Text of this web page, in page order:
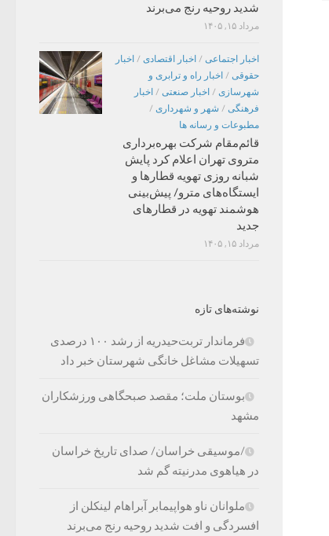
شدید روحیه رنج می‌برند
مرداد ۱۵, ۱۴۰۵
اخبار اجتماعی / اخبار اقتصادی / اخبار
حقوقی / اخبار راه و ترابری و
شهرسازی / اخبار صنعتی / اخبار
فرهنگی / شهر و شهرداری /
مطبوعات و رسانه ها
قائم‌مقام شرکت بهره‌برداری
متروی تهران اعلام کرد پایش
شبانه روزی تهویه قطارها و
ایستگاه‌های مترو/ پیش‌بینی
هوشمند تهویه در قطارهای
جدید
مرداد ۱۵, ۱۴۰۵
نوشته‌های تازه
فرماندار تربت‌حیدریه از رشد ۱۰۰ درصدی
تسهیلات مشاغل خانگی شهرستان خبر داد
بوستان ملت؛ مقصد صبحگاهی ورزشکاران
مشهد
/موسیقی خراسان/ صدای تاریخ خراسان
در هیاهوی مدرنیته گم شد
ملوانان ناو هواپیمابر آبراهام لینکلن از
افسردگی و افت شدید روحیه رنج می‌برند